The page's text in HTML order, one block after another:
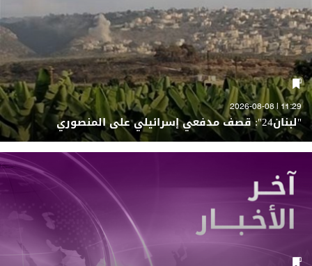
11:29 | 2026-08-08
"لبنان24": قصف مدفعي إسرائيلي على المنصوري